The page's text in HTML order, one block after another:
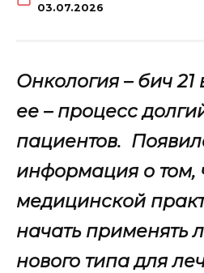
03.07.2026
Онкология – бич
ее – процесс
пациентов.
информация о том,
медицинской
начать применять
нового типа для